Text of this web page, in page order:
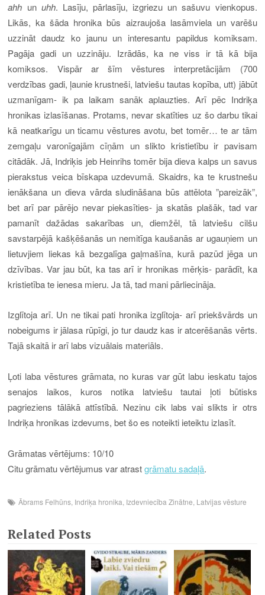
ahh un uhh. Lasīju, pārlasīju, izgriezu un sašuvu vienkopus.
Likās, ka šāda hronika būs aizraujoša lasāmviela un varēšu
uzzināt daudz ko jaunu un interesantu papildus komiksam.
Pagāja gadi un uzzināju. Izrādās, ka ne viss ir tā kā bija
komiksos. Vispār ar šīm vēstures interpretācijām (700
verdzības gadi, ļaunie krustneši, latviešu tautas kopība, utt) jābūt
uzmanīgam- ik pa laikam sanāk aplauzties. Arī pēc Indriķa
hronikas izlasīšanas. Protams, nevar skatīties uz šo darbu tikai
kā neatkarīgu un ticamu vēstures avotu, bet tomēr… te ar tām
zemgaļu varonīgajām cīņām un slikto kristietību ir pavisam
citādāk. Jā, Indriķis jeb Heinrihs tomēr bija dieva kalps un savus
pierakstus veica bīskapa uzdevumā. Skaidrs, ka te krustnešu
ienākšana un dieva vārda sludināšana būs attēlota ”pareizāk”,
bet arī par pārējo nevar piekasīties- ja skatās plašāk, tad var
pamanīt dažādas sakarības un, diemžēl, tā latviešu cilšu
savstarpējā kašķēšanās un nemitīga kaušanās ar ugauņiem un
lietuvjiem liekas kā bezgalīga gaļmašīna, kurā pazūd jēga un
dzīvības. Var jau būt, ka tas arī ir hronikas mērķis- parādīt, ka
kristietība te ienesa mieru. Ja tā, tad mani pārliecināja.
Izglītoja arī. Un ne tikai pati hronika izglītoja- arī priekšvārds un
nobeigums ir jālasa rūpīgi, jo tur daudz kas ir atcerēšanās vērts.
Tajā skaitā ir arī labs vizuālais materiāls.
Ļoti laba vēstures grāmata, no kuras var gūt labu ieskatu tajos
senajos laikos, kuros notika latviešu tautai ļoti būtisks
pagrieziens tālākā attīstībā. Nezinu cik labs vai slikts ir otrs
Indriķa hronikas izdevums, bet šo es noteikti ieteiktu izlasīt.
Grāmatas vērtējums: 10/10
Citu grāmatu vērtējumus var atrastgrāmatu sadaļā.
Ābrams Felhūns Indriķa hronika Izdevniecība Zinātne Latvijas vēsture
Related Posts